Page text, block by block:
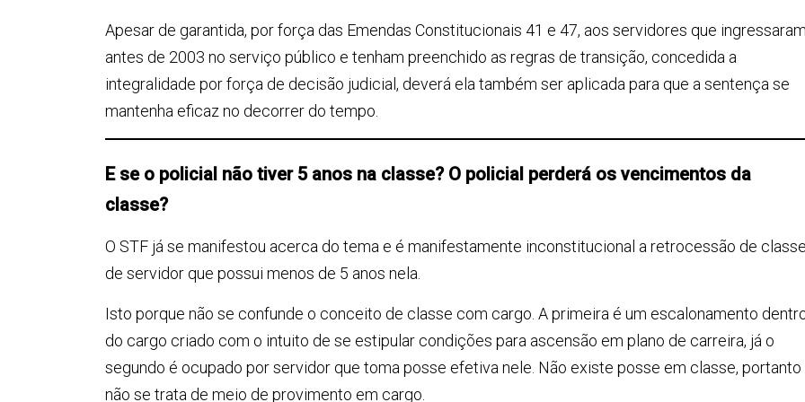
Apesar de garantida, por força das Emendas Constitucionais 41 e 47, aos servidores que ingressaram
antes de 2003 no serviço público e tenham preenchido as regras de transição, concedida a
integralidade por força de decisão judicial, deverá ela também ser aplicada para que a sentença se
mantenha eficaz no decorrer do tempo.
E se o policial não tiver 5 anos na classe? O policial perderá os vencimentos da
classe?
O STF já se manifestou acerca do tema e é manifestamente inconstitucional a retrocessão de classe
de servidor que possui menos de 5 anos nela.
Isto porque não se confunde o conceito de classe com cargo. A primeira é um escalonamento
do cargo criado com o intuito de se estipular condições para ascensão em plano de carreira, já o
segundo é ocupado por servidor que toma posse efetiva nele. Não existe posse em classe, portanto
não se trata de meio de provimento em cargo.